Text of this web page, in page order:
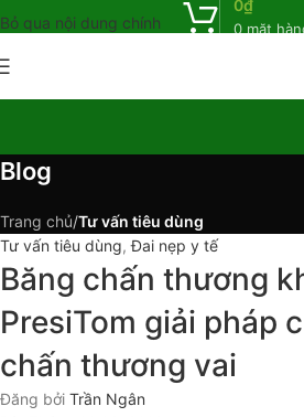
Bỏ qua nội dung chính 0 mặt
0₫
Blog
Trang chủ/Tư vấn tiêu dùng
Tư vấn tiêu dùng,Đai nẹp y tế
Băng chấn thương
PresiTom giải pháp
chấn thương vai
Đăng bởi Trần Ngân